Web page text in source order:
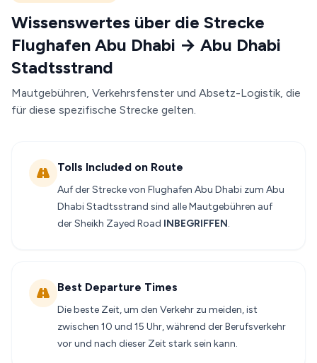
Wissenswertes über die Strecke
Flughafen Abu Dhabi → Abu Dhabi
Stadtsstrand
Mautgebühren, Verkehrsfenster und Absetz-Logistik, die
für diese spezifische Strecke gelten.
Tolls Included on Route
Auf der Strecke von Flughafen Abu Dhabi zum Abu
Dhabi Stadtsstrand sind alle Mautgebühren auf
der Sheikh Zayed Road INBEGRIFFEN.
Best Departure Times
Die beste Zeit, um den Verkehr zu meiden, ist
zwischen 10 und 15 Uhr, während der Berufsverkehr
vor und nach dieser Zeit stark sein kann.